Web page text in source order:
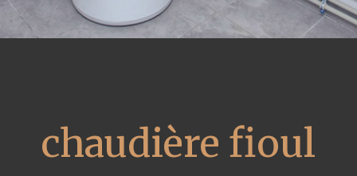
chaudière fioul